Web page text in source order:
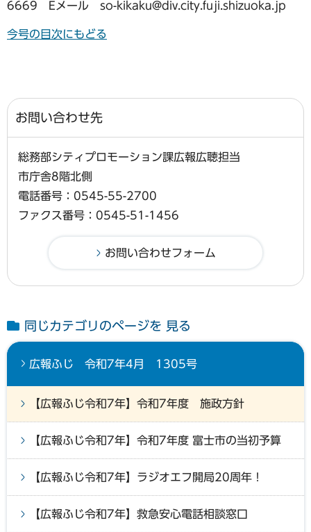
6669 Eメール so-kikaku@div.city.fuji.shizuoka.jp
今号の目次にもどる
お問い合わせ先
総務部シティプロモーション課広報広聴担当
市庁舎8階北側
電話番号：0545-55-2700
ファクス番号：0545-51-1456
同じカテゴリのページを 見る
広報ふじ 令和7年4月 1305号
【広報ふじ令和7年】令和7年度 施政方針
【広報ふじ令和7年】令和7年度 富士市の当初予算
【広報ふじ令和7年】ラジオエフ開局20周年！
【広報ふじ令和7年】救急安心電話相談窓口